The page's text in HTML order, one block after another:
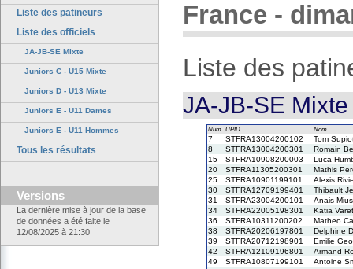
Liste des patineurs
Liste des officiels
JA-JB-SE Mixte
Juniors C - U15 Mixte
Juniors D - U13 Mixte
Juniors E - U11 Dames
Juniors E - U11 Hommes
Tous les résultats
Versions
La dernière mise à jour de la base
de données a été faite le
12/08/2025 à 21:30
France -
Liste des
JA-JB-SE Mixte
Num. UPID Nom
7 STFRA13004200102
Tom
8
STFRA13004200301
Romain
15
STFRA10908200003
Luca
20
STFRA11305200301
Mathis
25
STFRA10901199101
Alexis
30
STFRA12709199401
Thibault
31
STFRA23004200101
Anais Mius
34
STFRA22005198301
Katia
36
STFRA10311200202
Matheo
38
STFRA20206197801
Delphine
39
STFRA20712198901
Emilie
42
STFRA12109196801
Armand
49
STFRA10807199101
Antoine